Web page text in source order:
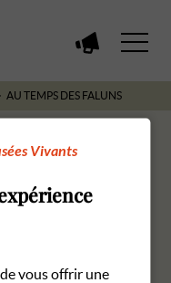
les
manifestations
AU TEMPS DES FALUNS
Vivants
vous offrir une